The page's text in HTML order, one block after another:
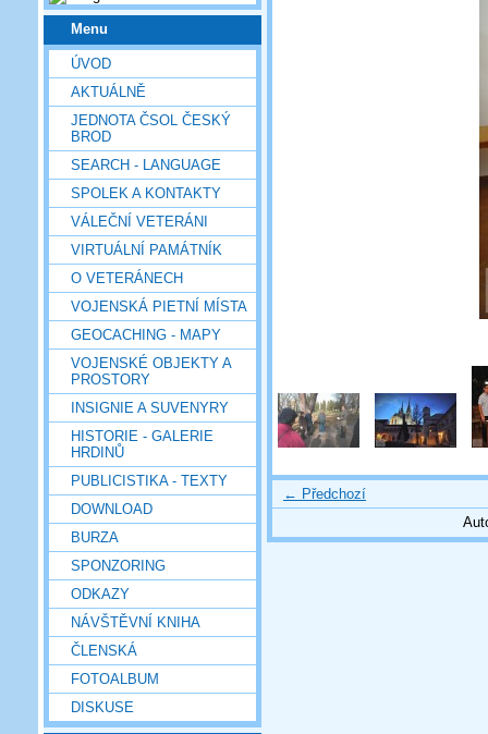
Menu
ÚVOD
AKTUÁLNĚ
JEDNOTA ČSOL ČESKÝ
BROD
SEARCH - LANGUAGE
SPOLEK A KONTAKTY
VÁLEČNÍ VETERÁNI
VIRTUÁLNÍ PAMÁTNÍK
O VETERÁNECH
VOJENSKÁ PIETNÍ MÍSTA
GEOCACHING - MAPY
VOJENSKÉ OBJEKTY A
PROSTORY
INSIGNIE A SUVENYRY
HISTORIE - GALERIE
HRDINŮ
PUBLICISTIKA - TEXTY
DOWNLOAD
BURZA
SPONZORING
ODKAZY
NÁVŠTĚVNÍ KNIHA
ČLENSKÁ
FOTOALBUM
DISKUSE
← Předchozí